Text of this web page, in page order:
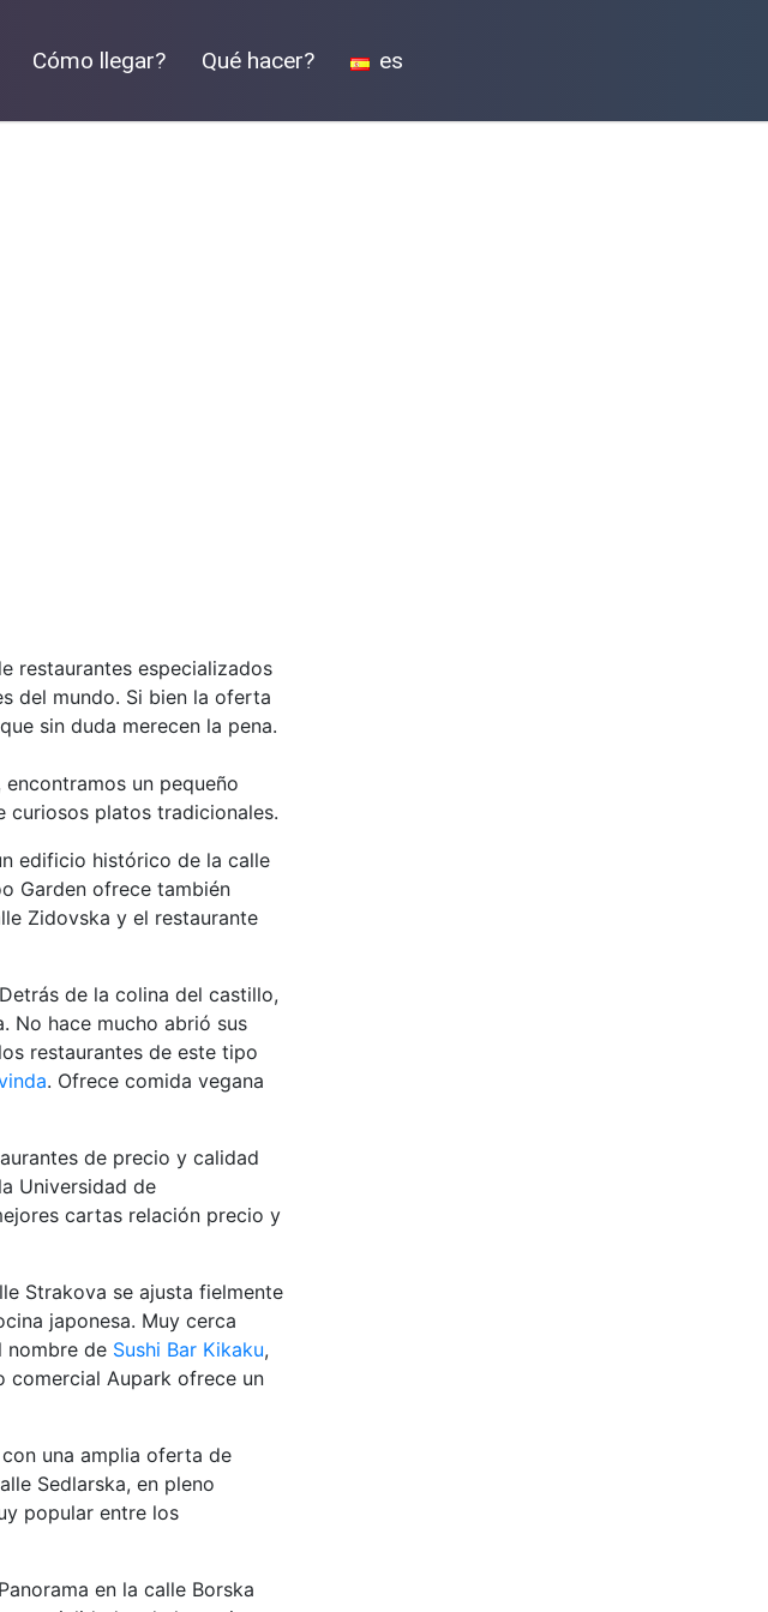
Cómo llegar? Qué hacer? es
restaurantes especializados
del mundo. Si bien la oferta
sin duda merecen la pena.
un pequeño
curiosos platos tradicionales.
edificio histórico de la calle
Garden ofrece también
Zidovska y el restaurante
de la colina del castillo,
No hace mucho abrió sus
restaurantes de este tipo
. Ofrece comida vegana
de precio y calidad
Universidad de
cartas relación precio y
Strakova se ajusta fielmente
japonesa. Muy cerca
nombre de Sushi Bar Kikaku,
comercial Aupark ofrece un
una amplia oferta de
Sedlarska, en pleno
popular entre los
en la calle Borska